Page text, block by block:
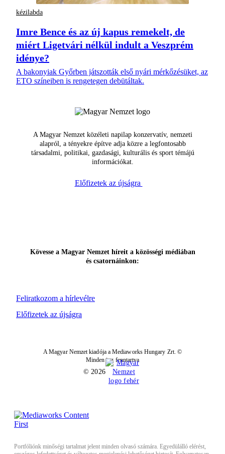
kézilabda
Imre Bence és az új kapus remekelt, de
miért Ligetvári nélkül indult a Veszprém
idénye?
A bakonyiak Győrben játszották első nyári mérkőzésüket, az
ETO színeiben is rengetegen debütáltak.
A Magyar Nemzet közéleti napilap konzervatív, nemzeti
alapról, a tényekre építve adja közre a legfontosabb
társadalmi, politikai, gazdasági, kulturális és sport témájú
információkat.
Előfizetek az újságra
Feliratkozom a hírlevélre
Kövesse a Magyar Nemzet híreit a közösségi médiában
és csatornáinkon:
Előfizetek az újságra
A Magyar Nemzet kiadója a Mediaworks Hungary Zrt. ©
Minden jog fenntartva
© 2026
Portfóliónk minőségi tartalmat jelent minden olvasó számára. Egyedülálló elérést,